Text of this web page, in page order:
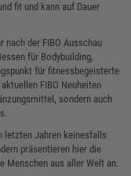
fit und kann auf Dauer
nach der FIBO Ausschau
für Bodybuilding,
für fitnessbegeisterte
FIBO Neuheiten
sondern auch
letzten Jahren keinesfalls
präsentieren hier die
Menschen aus aller Welt an.